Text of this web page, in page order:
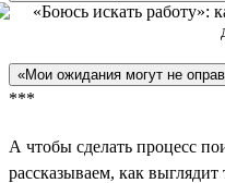
«Мои ожидания могут не
***
А чтобы сделать процесс
рассказываем, как выглядит